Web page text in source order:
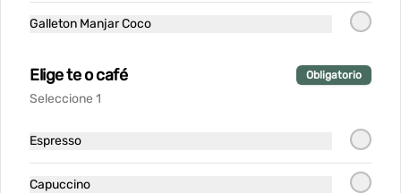
Despacho
Vitacura - Nilo Azul 1737
Galleton Manjar Coco
Elige te o café Obligatorio
Seleccione 1
Espresso
Capuccino